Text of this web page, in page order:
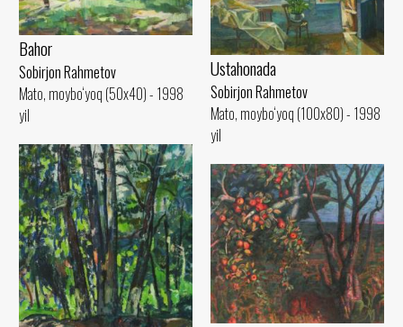
Bahor
Sobirjon Rahmetov
Mato, moybo‘yoq (50x40) - 1998
yil
Ustahonada
Sobirjon Rahmetov
Mato, moybo‘yoq (100x80) - 1998
yil